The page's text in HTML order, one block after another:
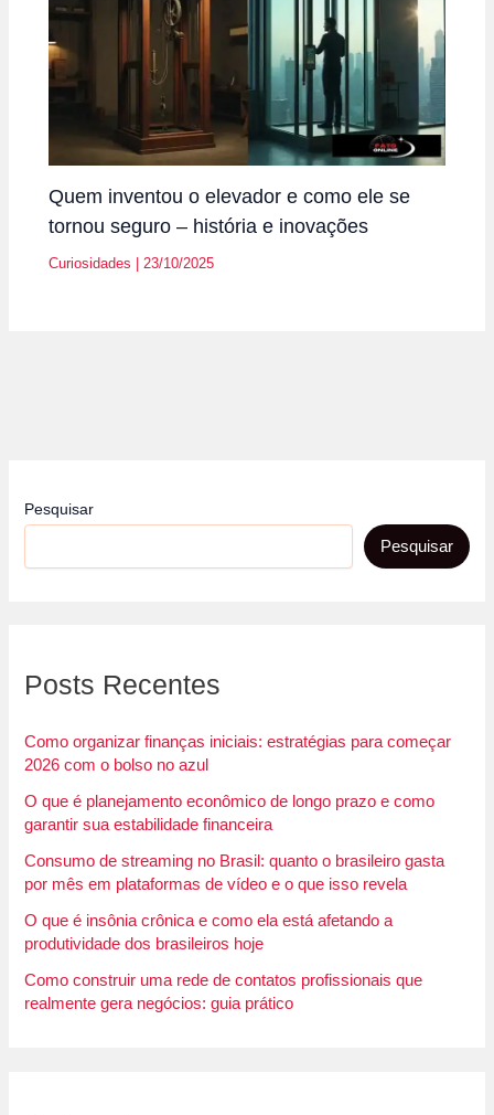
Quem inventou o elevador e como ele se
tornou seguro – história e inovações
Curiosidades |23/10/2025
Pesquisar
Pesquisar
Posts Recentes
Como organizar finanças iniciais: estratégias para começar
2026 com o bolso no azul
O que é planejamento econômico de longo prazo e como
garantir sua estabilidade financeira
Consumo de streaming no Brasil: quanto o brasileiro gasta
por mês em plataformas de vídeo e o que isso revela
O que é insônia crônica e como ela está afetando a
produtividade dos brasileiros hoje
Como construir uma rede de contatos profissionais que
realmente gera negócios: guia prático